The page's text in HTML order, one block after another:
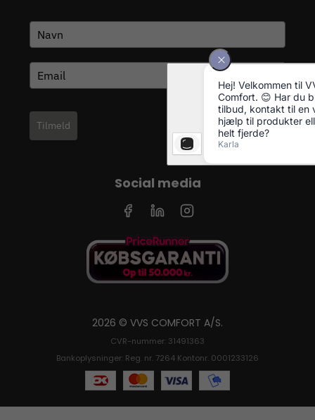
Tilmeld
Social media
2026 © VVS COMFORT A/S.
CVR-nummer: 31491363
Bankoplysninger: Reg. nr. 7264 Kontonr. 0001233126